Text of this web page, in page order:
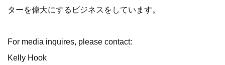
ターを偉大にするビジネスをしています。
For media inquires, please contact:
Kelly Hook